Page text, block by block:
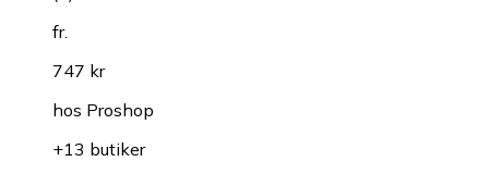
fr.
747 kr
hos Proshop
+13 butiker